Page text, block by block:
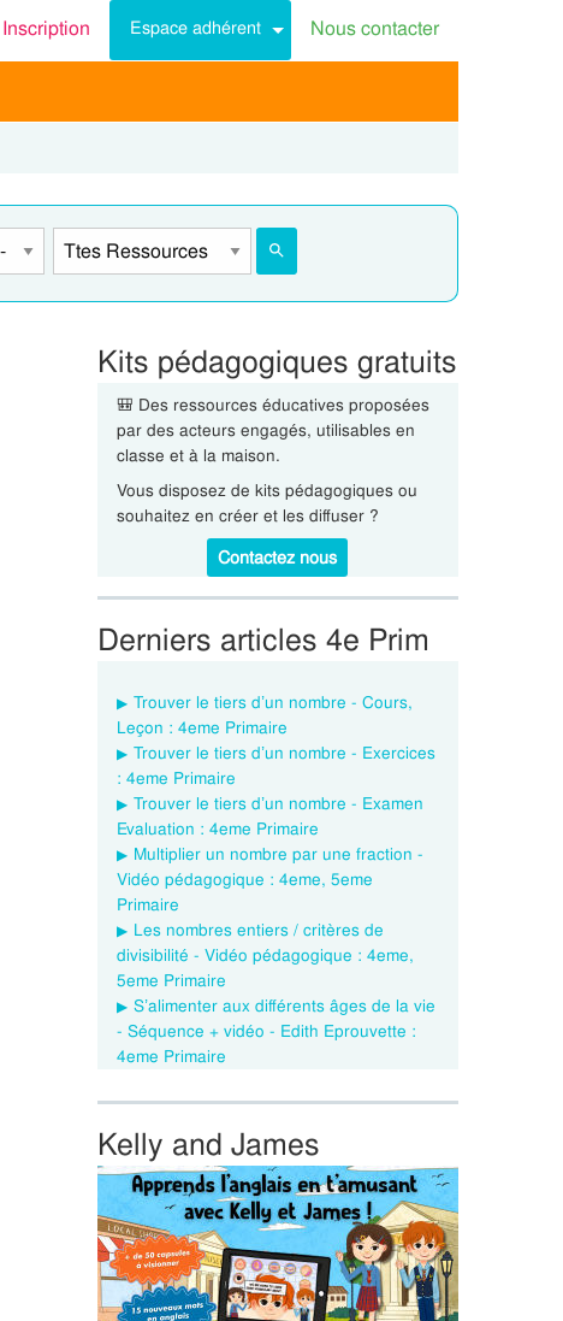
Inscription Espace adhérent Nous contacter
Kits pédagogiques gratuits
🎒 Des ressources éducatives proposées
par des acteurs engagés, utilisables en
classe et à la maison.
Vous disposez de kits pédagogiques ou
souhaitez en créer et les diffuser ?
Contactez nous
Derniers articles 4e Prim
Trouver le tiers d’un nombre - Cours,
Leçon : 4eme Primaire
Trouver le tiers d’un nombre - Exercices
: 4eme Primaire
Trouver le tiers d’un nombre - Examen
Evaluation : 4eme Primaire
Multiplier un nombre par une fraction -
Vidéo pédagogique : 4eme, 5eme
Primaire
Les nombres entiers / critères de
divisibilité - Vidéo pédagogique : 4eme,
5eme Primaire
S’alimenter aux différents âges de la vie
- Séquence + vidéo - Edith Eprouvette :
4eme Primaire
Kelly and James